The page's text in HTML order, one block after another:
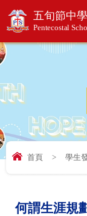
五旬節中學
Pentecostal
首頁 > 學生
何謂生涯規